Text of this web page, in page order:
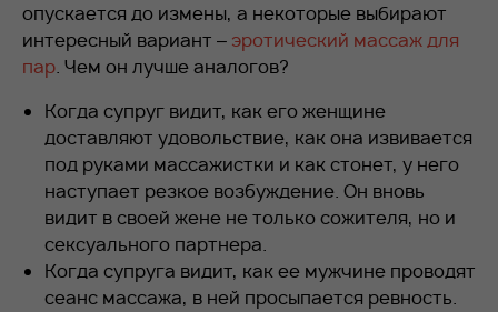
опускается до измены, а некоторые выбирают
интересный вариант – эротический массаж для
пар. Чем он лучше аналогов?
Когда супруг видит, как его женщине
доставляют удовольствие, как она извивается
под руками массажистки и как стонет, у него
наступает резкое возбуждение. Он вновь
видит в своей жене не только сожителя, но и
сексуального партнера.
Когда супруга видит, как ее мужчине проводят
сеанс массажа, в ней просыпается ревность.